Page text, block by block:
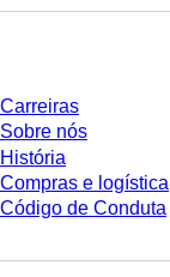
Carreiras
Sobre nós
História
Compras e logística
Código de Conduta